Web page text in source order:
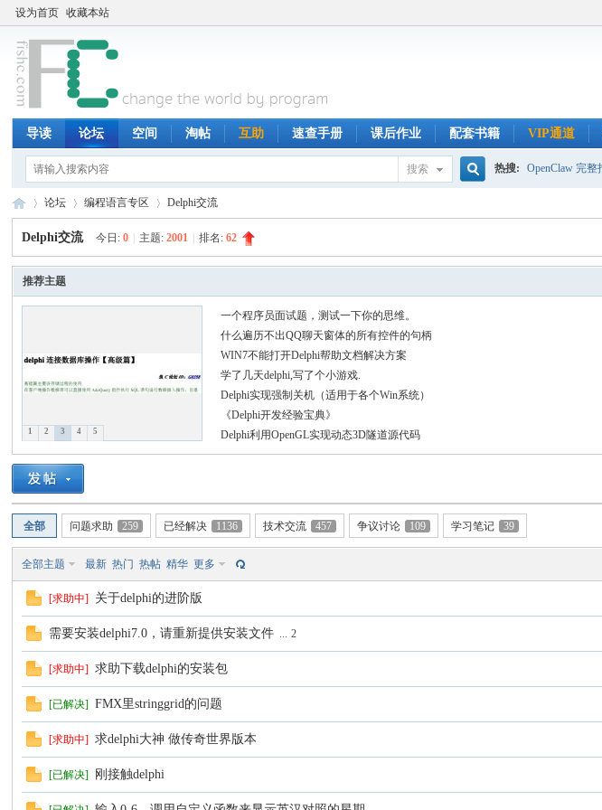
设为首页 收藏本站
导读 论坛 空间 淘帖 互助 速查手册 课后作业 配套书籍 VIP通道
搜索 热搜: OpenClaw 完整
鱼
C
»
论坛 编程语言专区 Delphi交流
Delphi交流 今日:0 主题:2001 排名:62
推荐主题
1 2 3 4 5
一个程序员面试题，测试一下你的思维。
什么遍历不出QQ聊天窗体的所有控件的句柄
WIN7不能打开Delphi帮助文档解决方案
学了几天delphi,写了个小游戏.
Delphi实现强制关机（适用于各个Win系统）
《Delphi开发经验宝典》
Delphi利用OpenGL实现动态3D隧道源代码
全部 问题求助 259 已经解决 1136 技术交流 457 争议讨论 109 学习笔记 39
全部主题 最新 热门 热帖 精华 更多
[求助中] 关于delphi的进阶版
需要安装delphi7.0，请重新提供安装文件 ... 2
[求助中] 求助下载delphi的安装包
[已解决] FMX里stringgrid的问题
[求助中] 求delphi大神 做传奇世界版本
[已解决] 刚接触delphi